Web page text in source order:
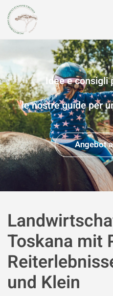
Skip to main content
Idee e consigli
le nostre guide per
Angebot
Toskana mit
und Klein